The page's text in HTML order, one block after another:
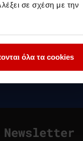
σε σχέση με την
όλα τα cookies
Newsletter